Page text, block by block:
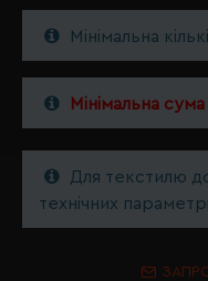
Мінімальна
Мінімальна
Для текстилю
технічних